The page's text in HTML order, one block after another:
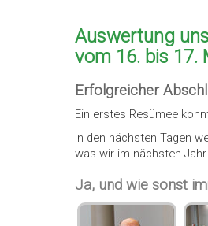
Auswertung
vom 16. bis 17.
Erfolgreicher
Ein erstes Resümee
In den nächsten Tagen
was wir im nächsten
Ja, und wie sonst